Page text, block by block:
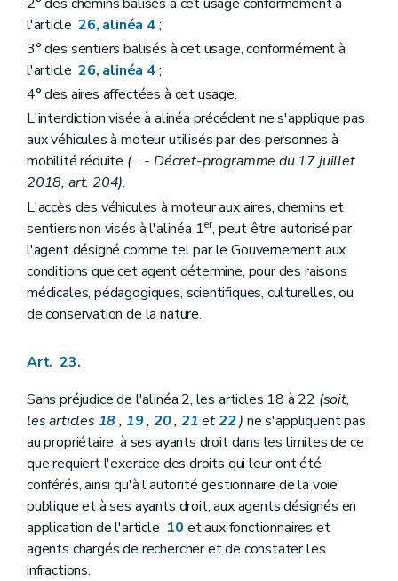
l'article26, alinéa 4;
3° des sentiers balisés à cet usage, conformément à
l'article26, alinéa 4;
4° des aires affectées à cet usage.
L'interdiction visée à alinéa précédent ne s'applique pas
aux véhicules à moteur utilisés par des personnes à
mobilité réduite (… - Décret-programme du 17 juillet
2018, art. 204).
L'accès des véhicules à moteur aux aires, chemins et
sentiers non visés à l'alinéa 1er, peut être autorisé par
l'agent désigné comme tel par le Gouvernement aux
conditions que cet agent détermine, pour des raisons
médicales, pédagogiques, scientifiques, culturelles, ou
de conservation de la nature.
Art. 23.
Sans préjudice de l'alinéa 2, les articles 18 à 22 (soit,
les articles 18, 19, 20, 21et22) ne s'appliquent pas
au propriétaire, à ses ayants droit dans les limites de ce
que requiert l'exercice des droits qui leur ont été
conférés, ainsi qu'à l'autorité gestionnaire de la voie
publique et à ses ayants droit, aux agents désignés en
application de l'article 10 et aux fonctionnaires et
agents chargés de rechercher et de constater les
infractions.